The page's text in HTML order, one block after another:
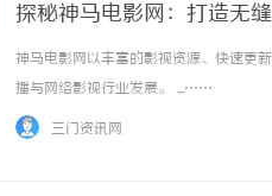
探秘神马电影网：打造无
神马电影网以丰富的影视资源、快速更
播与网络影视行业发展。 ...……
三门资讯网